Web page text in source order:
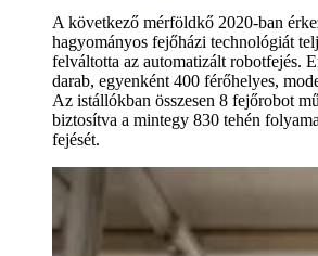
A következő mérföldkő 2020-ban
hagyományos fejőházi technológiát
felváltotta az automatizált robotfejés.
darab, egyenként 400 férőhelyes,
Az istállókban összesen 8 fejőrobot
biztosítva a mintegy 830 tehén
fejését.